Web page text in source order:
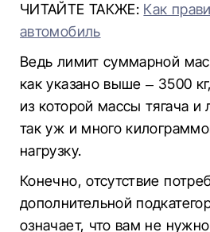
ЧИТАЙТЕ ТАКЖЕ: Как
автомобиль
Ведь лимит суммарной
как указано выше – 3500
из которой массы тягача и
так уж и много
нагрузку.
Конечно, отсутствие
дополнительной
означает, что вам не